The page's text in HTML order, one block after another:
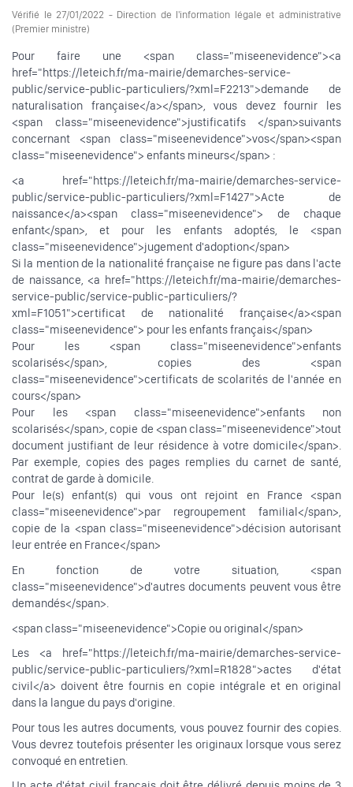
Vérifié le 27/01/2022 - Direction de l'information légale et administrative
(Premier ministre)
Pour faire une <span class="miseenevidence"><a
href="https://leteich.fr/ma-mairie/demarches-service-
public/service-public-particuliers/?xml=F2213">demande de
naturalisation française</a></span>, vous devez fournir les
<span class="miseenevidence">justificatifs </span>suivants
concernant <span class="miseenevidence">vos</span><span
class="miseenevidence"> enfants mineurs</span> :
<a href="https://leteich.fr/ma-mairie/demarches-service-
public/service-public-particuliers/?xml=F1427">Acte de
naissance</a><span class="miseenevidence"> de chaque
enfant</span>, et pour les enfants adoptés, le <span
class="miseenevidence">jugement d'adoption</span>
Si la mention de la nationalité française ne figure pas dans l'acte
de naissance, <a href="https://leteich.fr/ma-mairie/demarches-
service-public/service-public-particuliers/?
xml=F1051">certificat de nationalité française</a><span
class="miseenevidence"> pour les enfants français</span>
Pour les <span class="miseenevidence">enfants
scolarisés</span>, copies des <span
class="miseenevidence">certificats de scolarités de l'année en
cours</span>
Pour les <span class="miseenevidence">enfants non
scolarisés</span>, copie de <span class="miseenevidence">tout
document justifiant de leur résidence à votre domicile</span>.
Par exemple, copies des pages remplies du carnet de santé,
contrat de garde à domicile.
Pour le(s) enfant(s) qui vous ont rejoint en France <span
class="miseenevidence">par regroupement familial</span>,
copie de la <span class="miseenevidence">décision autorisant
leur entrée en France</span>
En fonction de votre situation, <span
class="miseenevidence">d'autres documents peuvent vous être
demandés</span>.
<span class="miseenevidence">Copie ou original</span>
Les <a href="https://leteich.fr/ma-mairie/demarches-service-
public/service-public-particuliers/?xml=R1828">actes d'état
civil</a> doivent être fournis en copie intégrale et en original
dans la langue du pays d'origine.
Pour tous les autres documents, vous pouvez fournir des copies.
Vous devrez toutefois présenter les originaux lorsque vous serez
convoqué en entretien.